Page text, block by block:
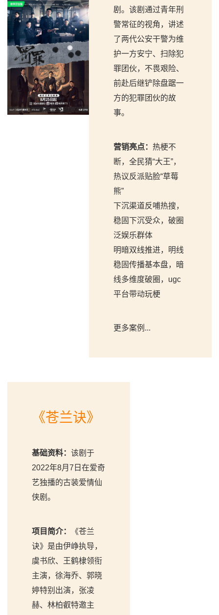
剧。该剧通过青年刑
警常征的视角，讲述
了两代公安干警为维
护一方安宁、扫除犯
罪团伙，不畏艰险、
前赴后继铲除盘踞一
方的犯罪团伙的故
事。
营销亮点：热梗不
断，全民猜“大王”，
热议反派贴脸“草莓
熊”
下沉渠道反哺热搜，
稳固下沉受众，破圈
泛娱乐群体
明暗双线推进，明线
稳固传播基本盘，暗
线多维度破圈，ugc
平台带动玩梗
更多案例...
《苍兰诀》
基础资料： 该剧于
2022年8月7日在爱奇
艺独播的古装爱情仙
侠剧。
项目简介：
《苍兰
诀》是由伊峥执导，
虞书欣、王鹤棣领衔
主演，徐海乔、郭晓
婷特别出演，张凌
赫、林柏叡特邀主